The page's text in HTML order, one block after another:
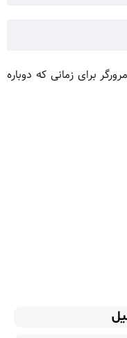
برای زمانی که دوباره